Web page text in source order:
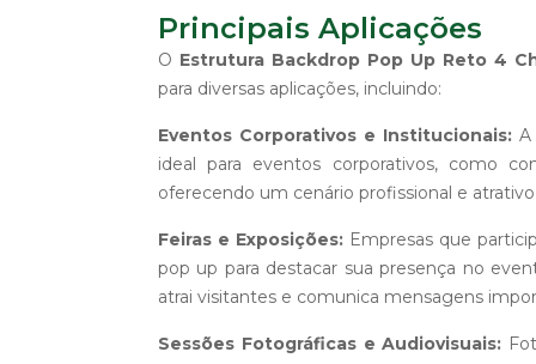
Principais Aplicações
O Estrutura Backdrop Pop Up Reto 4
para diversas aplicações, incluindo:
Eventos Corporativos e Institucionais:A
ideal para eventos corporativos, como
oferecendo um cenário profissional e
Feiras e Exposições:Empresas que
pop up para destacar sua presença no
atrai visitantes e comunica mensagens
Sessões Fotográficas e Audiovisuais: